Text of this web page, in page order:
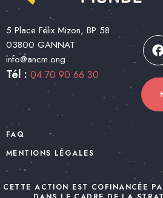
5 Place Félix Mizon, BP 58
03800 GANNAT
info@ancm.ong
Tél :04 70 90 66 30
FAQ
MENTIONS LÉGALES
CETTE ACTION EST COFINANCÉE